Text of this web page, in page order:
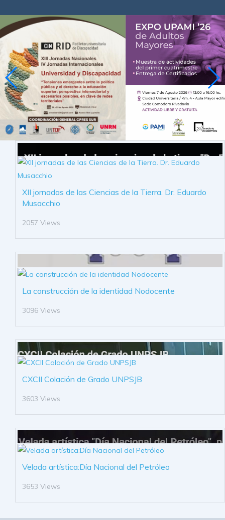
XII jornadas de las Ciencias de la Tierra. Dr. Eduardo
Musacchio
2057 Views
La construcción de la identidad Nodocente
3096 Views
CXCII Colación de Grado UNPSJB
3603 Views
Velada artística:Día Nacional del Petróleo
3653 Views